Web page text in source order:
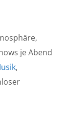
je Abend
,